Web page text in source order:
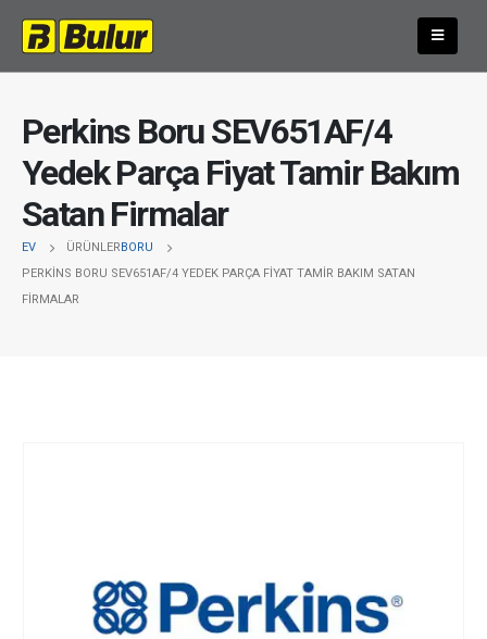
Perkins Boru SEV651AF/4
Yedek Parça Fiyat Tamir Bakım
Satan Firmalar
EV ÜRÜNLERBORU
PERKINS BORU SEV651AF/4 YEDEK PARÇA FIYAT TAMIR BAKIM SATAN
FIRMALAR